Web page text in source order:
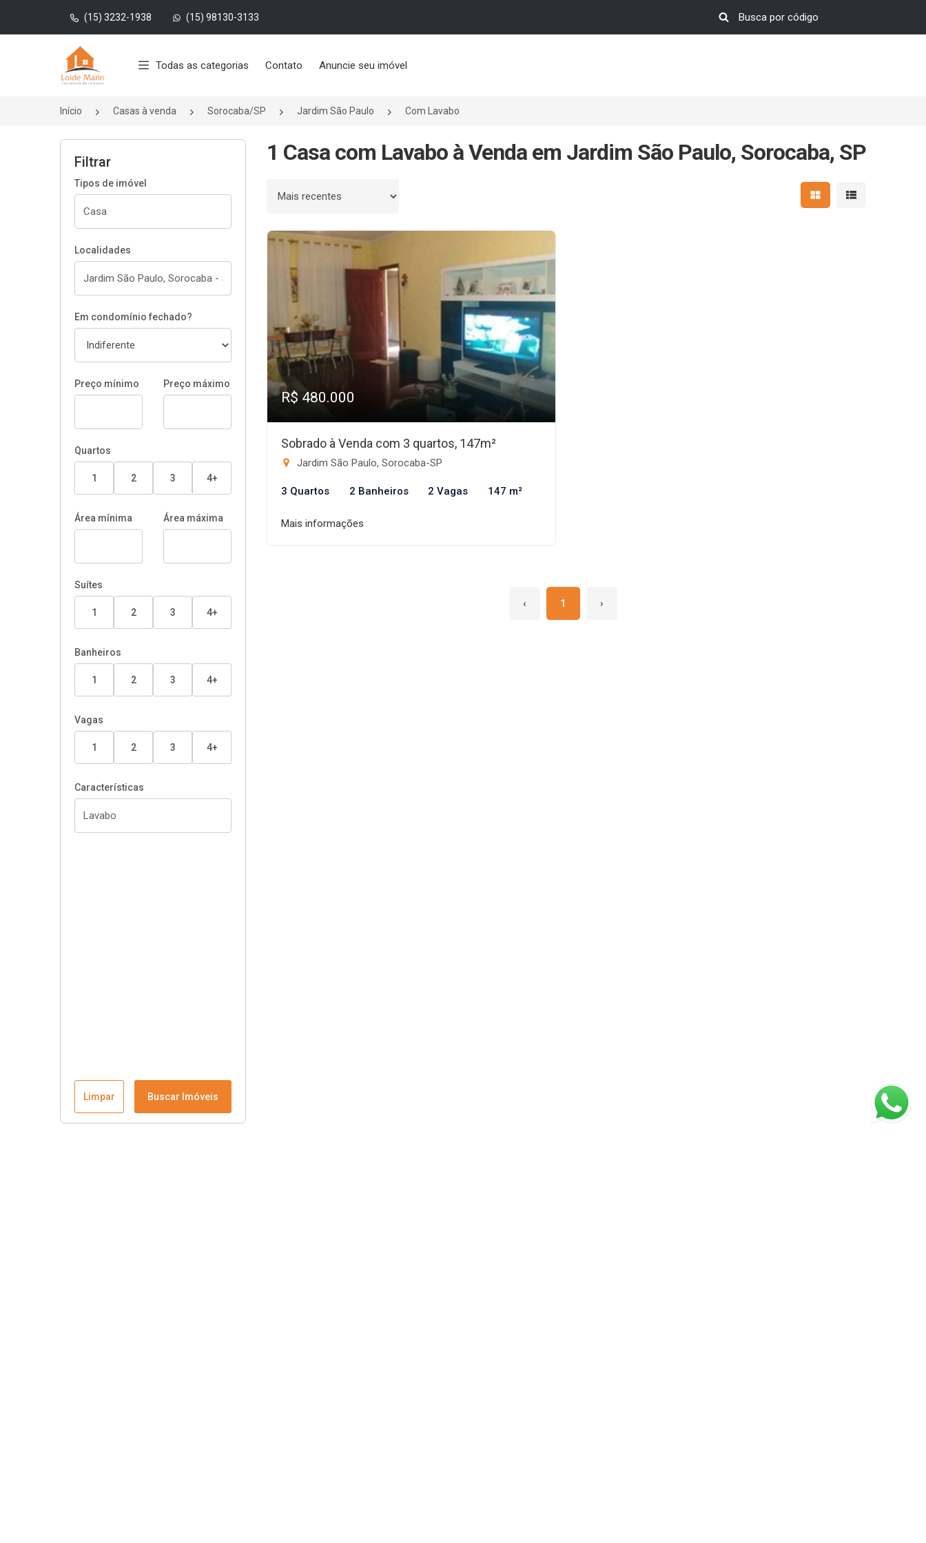
(15) 3232-1938 (15) 98130-3133
Página inicial
Todas as categorias Contato Anuncie seu imóvel
Início Casas à venda Sorocaba/SP Jardim São Paulo Com Lavabo
Filtrar
Tipos de imóvel
Localidades
Em condomínio fechado?
Preço mínimo Preço máximo
Quartos
1 2 3 4+
Área mínima Área máxima
Suítes
1 2 3 4+
Banheiros
1 2 3 4+
Vagas
1 2 3 4+
Características
Limpar Buscar Imóveis
1 Casa com Lavabo à Venda em Jardim São Paulo, Sorocaba, SP
Ordenar por Mostrar resultados em
Mostrar
R$ 480.000
Sobrado à Venda com 3 quartos, 147m²
Jardim São Paulo, Sorocaba-SP
3 Quartos 2 Banheiros 2 Vagas 147 m²
Mais informações
‹ 1 ›